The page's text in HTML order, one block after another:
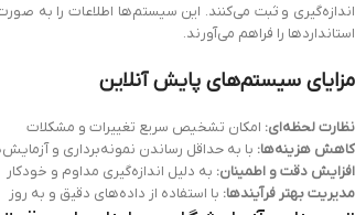
اندازه‌گیری و ثبت می‌کنند. این سیستم‌ها اطلاعات را به
استانداردها را فراهم می‌آورند.
مزایای سیستم‌های پایش آنلاین
نظارت لحظه‌ای: امکان تشخیص سریع تغییرات و مشکلات
کاهش هزینه‌ها: با به حداقل رساندن نمونه‌برداری و
افزایش دقت و اطمینان: به دلیل اندازه‌گیری مداوم و خودکار
مدیریت بهتر فرآیندها: با استفاده از داده‌های دقیق و به روز